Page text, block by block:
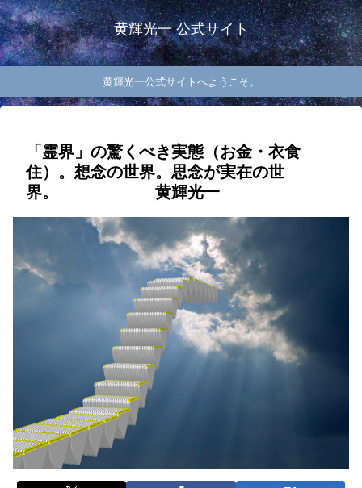
黄輝光一 公式サイト
黄輝光一公式サイトへようこそ。
「霊界」の驚くべき実態（お金・衣食
住）。想念の世界。思念が実在の世
界。 黄輝光一